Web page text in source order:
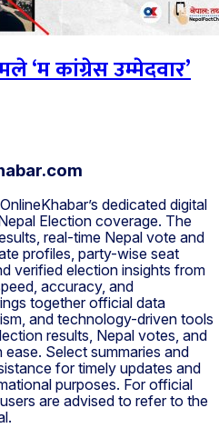
‘म कांग्रेस उम्मेदवार’
dedicated digital
Election coverage. The
real-time Nepal vote and
profiles, party-wise seat
verified election insights from
accuracy, and
together official data
and technology-driven tools
results, Nepal votes, and
Select summaries and
for timely updates and
purposes. For official
are advised to refer to the